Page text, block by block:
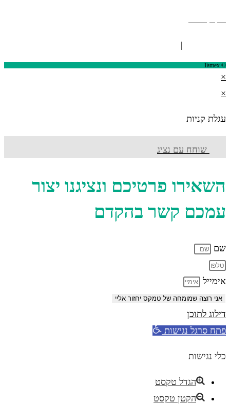
|
© Tamex
×
×
עגלת קניות
שוחח עם נציג
השאירו פרטיכם ונציגנו יצור
עמכם קשר בהקדם
שם
אימייל
אני רוצה שמומחה של טמקס יחזור אליי
דילוג לתוכן
פתח סרגל נגישות
כלי נגישות
הגדל טקסט
הקטן טקסט